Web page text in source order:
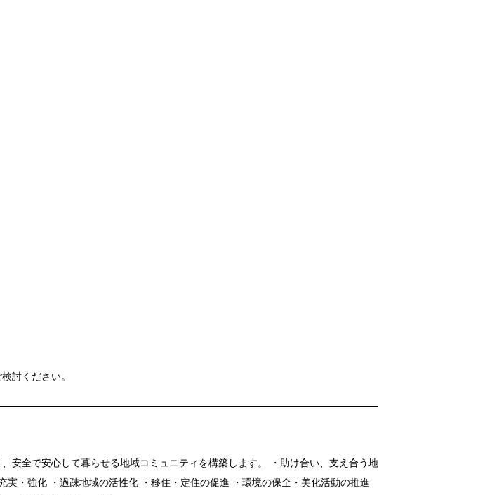
討ください。
安全で安心して暮らせる地域コミュニティを構築します。 ・助け合い、支え合う地
・強化 ・過疎地域の活性化 ・移住・定住の促進 ・環境の保全・美化活動の推進